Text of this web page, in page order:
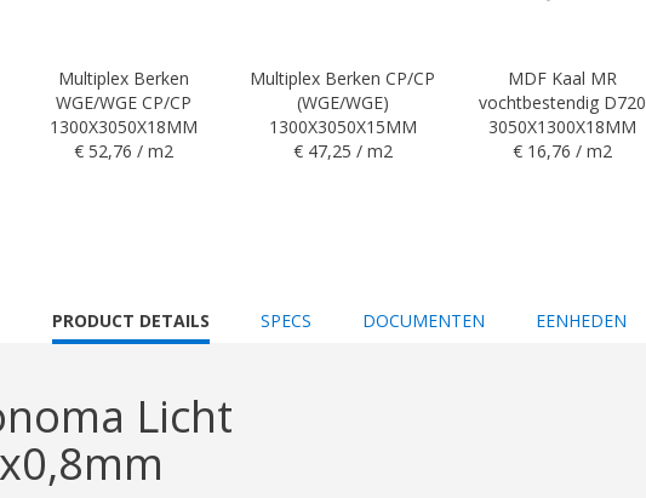
Multiplex Berken
WGE/WGE CP/CP
1300X3050X18MM
€ 52,76 / m2
Multiplex Berken CP/CP
(WGE/WGE)
1300X3050X15MM
€ 47,25 / m2
MDF Kaal MR
vochtbestendig D720
3050X1300X18MM
€ 16,76 / m2
CURRENT
TAB:
PRODUCT DETAILS SPECS DOCUMENTEN EENHEDEN
Licht